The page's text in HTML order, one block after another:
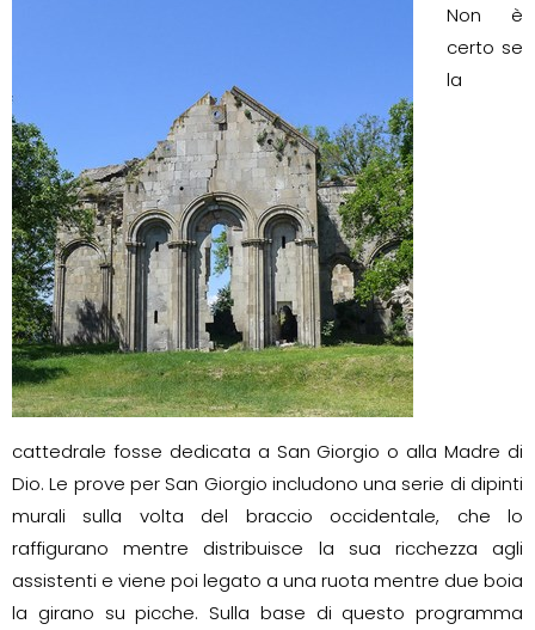
Non è
certo se
la
cattedrale fosse dedicata a San Giorgio o alla Madre di
Dio. Le prove per San Giorgio includono una serie di dipinti
murali sulla volta del braccio occidentale, che lo
raffigurano mentre distribuisce la sua ricchezza agli
assistenti e viene poi legato a una ruota mentre due boia
la girano su picche. Sulla base di questo programma